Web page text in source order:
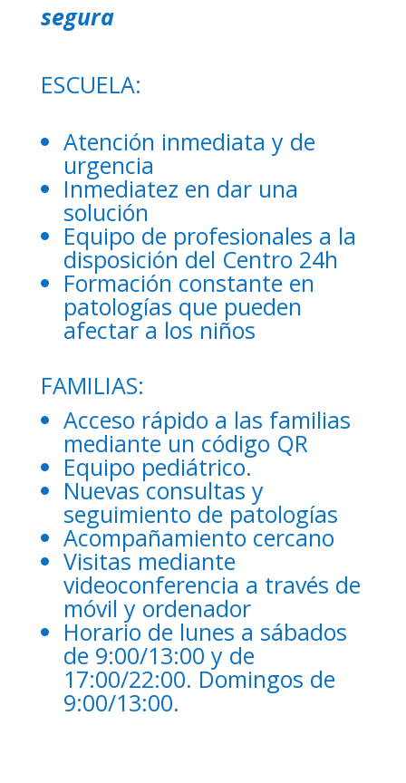
segura
ESCUELA:
Atención inmediata y de
urgencia
Inmediatez en dar una
solución
Equipo de profesionales a la
disposición del Centro 24h
Formación constante en
patologías que pueden
afectar a los niños
FAMILIAS:
Acceso rápido a las familias
mediante un código QR
Equipo pediátrico.
Nuevas consultas y
seguimiento de patologías
Acompañamiento cercano
Visitas mediante
videoconferencia a través de
móvil y ordenador
Horario de lunes a sábados
de 9:00/13:00 y de
17:00/22:00. Domingos de
9:00/13:00.